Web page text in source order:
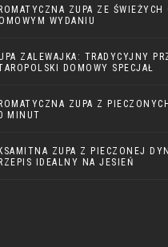
ZUPA ZE ŚWIEŻYCH
WYDANIU
ZALEWAJKA: TRADYCYJNY
DOMOWY SPECJAŁ
ZUPA Z
MINUT
ZUPA Z PIECZONEJ
IDEALNY NA JESIEŃ